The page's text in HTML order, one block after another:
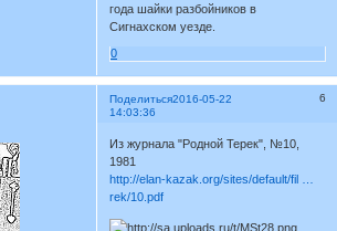
года шайки разбойников в
Сигнахском уезде.
0
Поделиться 6
2016-05-22
14:03:36
Из журнала "Родной Терек", №10,
1981
http://elan-kazak.org/sites/default/fil …
rek/10.pdf